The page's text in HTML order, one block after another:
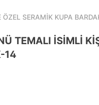
SERAMİK KUPA
TEMALI İSİMLİ
14